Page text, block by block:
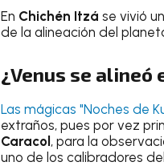
En Chichén Itzá se vivió
de la alineación del
¿Venus se alineó
Las mágicas "Noches de
extraños, pues por vez
Caracol, para la
uno de los calibradores